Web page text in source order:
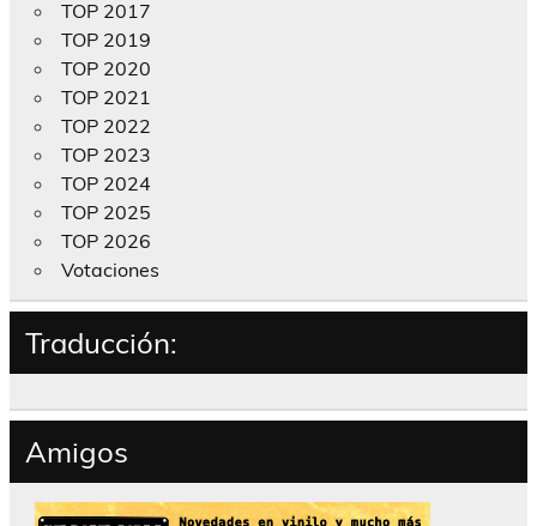
TOP 2017
TOP 2019
TOP 2020
TOP 2021
TOP 2022
TOP 2023
TOP 2024
TOP 2025
TOP 2026
Votaciones
Traducción:
Amigos